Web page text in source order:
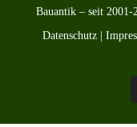
Bauantik – seit 2001-
Datenschutz